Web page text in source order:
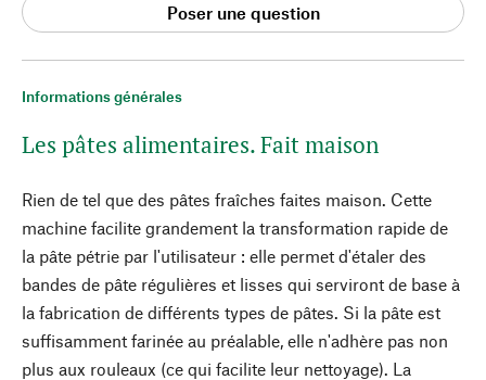
Informations générales
Les pâtes alimentaires. Fait maison
Rien de tel que des pâtes fraîches faites maison. Cette
machine facilite grandement la transformation rapide de
la pâte pétrie par l'utilisateur : elle permet d'étaler des
bandes de pâte régulières et lisses qui serviront de base à
la fabrication de différents types de pâtes. Si la pâte est
suffisamment farinée au préalable, elle n'adhère pas non
plus aux rouleaux (ce qui facilite leur nettoyage). La
Poser une question